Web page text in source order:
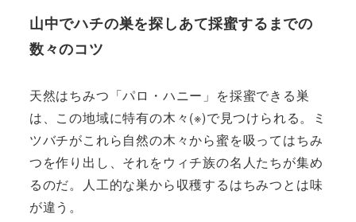
山中でハチの巣を探しあて採蜜するまでの
数々のコツ
天然はちみつ「パロ・ハニー」を採蜜できる巣
は、この地域に特有の木々(※)で見つけられる。ミ
ツバチがこれら自然の木々から蜜を吸ってはちみ
つを作り出し、それをウィチ族の名人たちが集め
るのだ。人工的な巣から収穫するはちみつとは味
が違う。